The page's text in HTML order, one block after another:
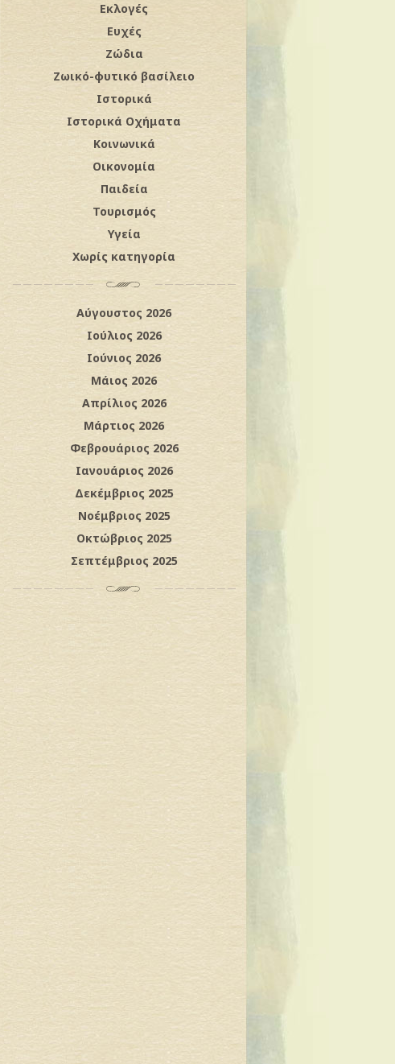
Εκλογές
Ευχές
Ζώδια
Ζωικό-φυτικό βασίλειο
Ιστορικά
Ιστορικά Οχήματα
Κοινωνικά
Οικονομία
Παιδεία
Τουρισμός
Υγεία
Χωρίς κατηγορία
Αύγουστος 2026
Ιούλιος 2026
Ιούνιος 2026
Μάιος 2026
Απρίλιος 2026
Μάρτιος 2026
Φεβρουάριος 2026
Ιανουάριος 2026
Δεκέμβριος 2025
Νοέμβριος 2025
Οκτώβριος 2025
Σεπτέμβριος 2025